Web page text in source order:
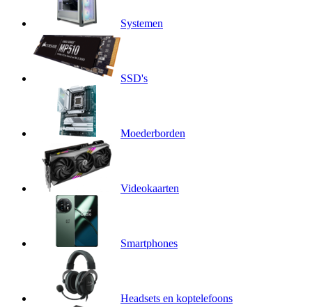
Systemen
SSD's
Moederborden
Videokaarten
Smartphones
Headsets en koptelefoons